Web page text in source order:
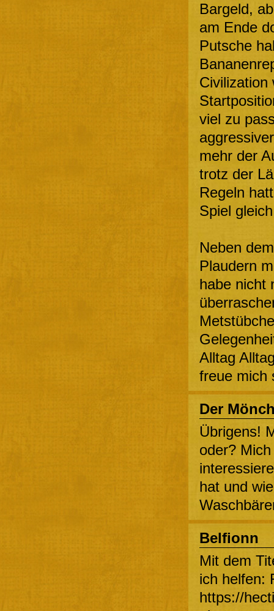
Bargeld,
am Ende
Putsche
Civilization
viel zu
mehr der
trotz der
Regeln
Spiel
Neben
Plaudern
habe nicht
Alltag
freue mich
Der
Übrigens!
oder?
hat und
Belfionn
Mit dem
ich helfen:
https://